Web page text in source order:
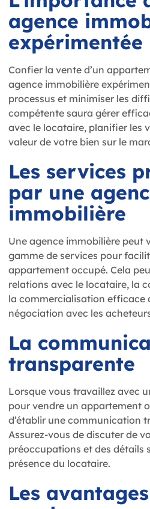
agence
expérimentée
Confier la vente d’un
agence immobilière
processus et minimiser les
compétente saura gérer
avec le locataire, planifier les
valeur de votre bien sur le
Les services
par une
immobilière
Une agence immobilière peut
gamme de services pour
appartement occupé. Cela
relations avec le locataire, la
la commercialisation efficace
négociation avec les
La
transparente
Lorsque vous travaillez avec
pour vendre un appartement
d’établir une communication
Assurez-vous de discuter de
préoccupations et des détails
présence du locataire.
Les